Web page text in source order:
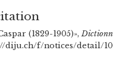
(1829-1905)»,
f/notices/detail/